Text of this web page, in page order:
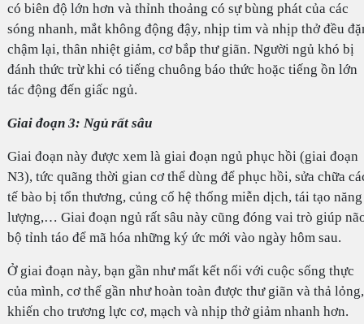
có biên độ lớn hơn và thỉnh thoảng có sự bùng phát của các
sóng nhanh, mắt không động đậy, nhịp tim và nhịp thở đều
chậm lại, thân nhiệt giảm, cơ bắp thư giãn. Người ngủ khó bị
đánh thức trừ khi có tiếng chuông báo thức hoặc tiếng ồn lớn
tác động đến giấc ngủ.
Giai đoạn 3: Ngủ rất sâu
Giai đoạn này được xem là giai đoạn ngủ phục hồi (giai đoạn
N3), tức quãng thời gian cơ thể dùng để phục hồi, sửa chữa
tế bào bị tổn thương, củng cố hệ thống miễn dịch, tái tạo năng
lượng,… Giai đoạn ngủ rất sâu này cũng đóng vai trò giúp
bộ tỉnh táo để mã hóa những ký ức mới vào ngày hôm sau.
Ở giai đoạn này, bạn gần như mất kết nối với cuộc sống thực
của mình, cơ thể gần như hoàn toàn được thư giãn và thả lỏng,
khiến cho trương lực cơ, mạch và nhịp thở giảm nhanh hơn.